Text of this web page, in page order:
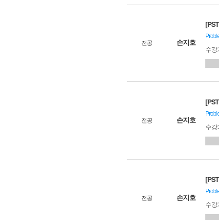
전공 손지호
수
전공 손지호
수
전공 손지호
수